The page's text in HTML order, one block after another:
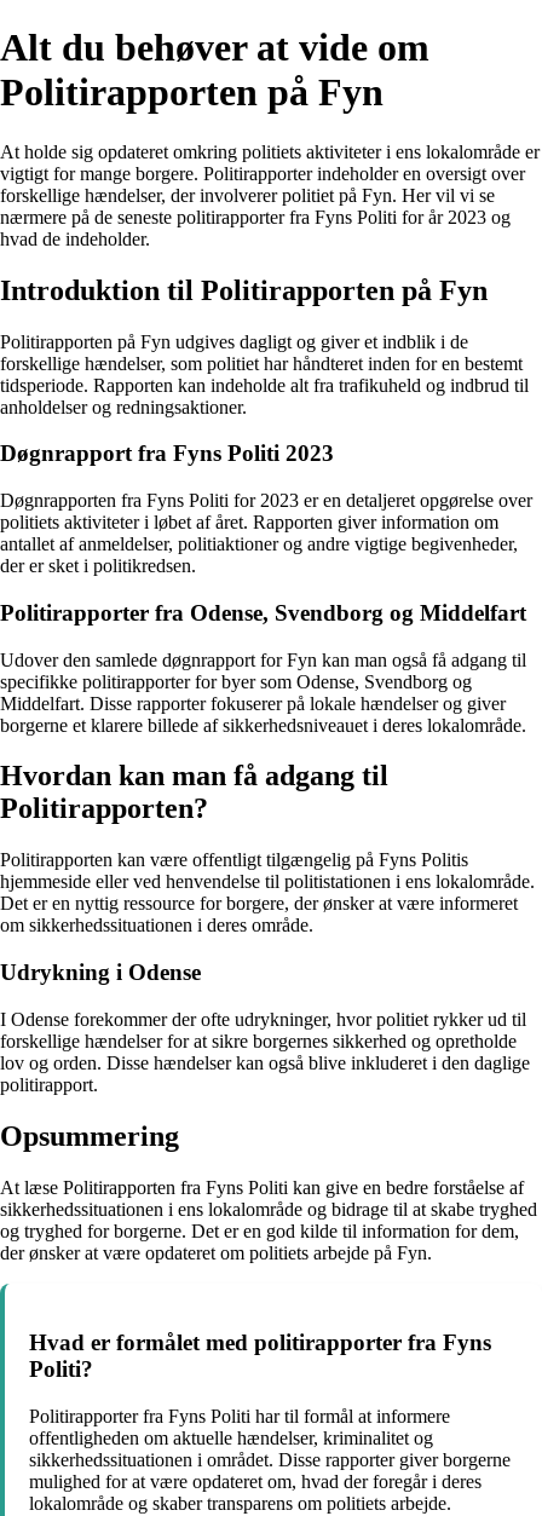
Alt du behøver at vide om
Politirapporten på Fyn
At holde sig opdateret omkring politiets aktiviteter i ens lokalområde er
vigtigt for mange borgere. Politirapporter indeholder en oversigt over
forskellige hændelser, der involverer politiet på Fyn. Her vil vi se
nærmere på de seneste politirapporter fra Fyns Politi for år 2023 og
hvad de indeholder.
Introduktion til Politirapporten på Fyn
Politirapporten på Fyn udgives dagligt og giver et indblik i de
forskellige hændelser, som politiet har håndteret inden for en bestemt
tidsperiode. Rapporten kan indeholde alt fra trafikuheld og indbrud til
anholdelser og redningsaktioner.
Døgnrapport fra Fyns Politi 2023
Døgnrapporten fra Fyns Politi for 2023 er en detaljeret opgørelse over
politiets aktiviteter i løbet af året. Rapporten giver information om
antallet af anmeldelser, politiaktioner og andre vigtige begivenheder,
der er sket i politikredsen.
Politirapporter fra Odense, Svendborg og Middelfart
Udover den samlede døgnrapport for Fyn kan man også få adgang til
specifikke politirapporter for byer som Odense, Svendborg og
Middelfart. Disse rapporter fokuserer på lokale hændelser og giver
borgerne et klarere billede af sikkerhedsniveauet i deres lokalområde.
Hvordan kan man få adgang til
Politirapporten?
Politirapporten kan være offentligt tilgængelig på Fyns Politis
hjemmeside eller ved henvendelse til politistationen i ens lokalområde.
Det er en nyttig ressource for borgere, der ønsker at være informeret
om sikkerhedssituationen i deres område.
Udrykning i Odense
I Odense forekommer der ofte udrykninger, hvor politiet rykker ud til
forskellige hændelser for at sikre borgernes sikkerhed og opretholde
lov og orden. Disse hændelser kan også blive inkluderet i den daglige
politirapport.
Opsummering
At læse Politirapporten fra Fyns Politi kan give en bedre forståelse af
sikkerhedssituationen i ens lokalområde og bidrage til at skabe tryghed
og tryghed for borgerne. Det er en god kilde til information for dem,
der ønsker at være opdateret om politiets arbejde på Fyn.
Hvad er formålet med politirapporter fra Fyns
Politi?
Politirapporter fra Fyns Politi har til formål at informere
offentligheden om aktuelle hændelser, kriminalitet og
sikkerhedssituationen i området. Disse rapporter giver borgerne
mulighed for at være opdateret om, hvad der foregår i deres
lokalområde og skaber transparens om politiets arbejde.